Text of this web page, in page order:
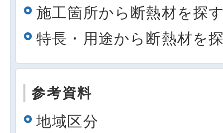
施工箇所から断熱材を探
特長・用途から断熱材を
参考資料
地域区分